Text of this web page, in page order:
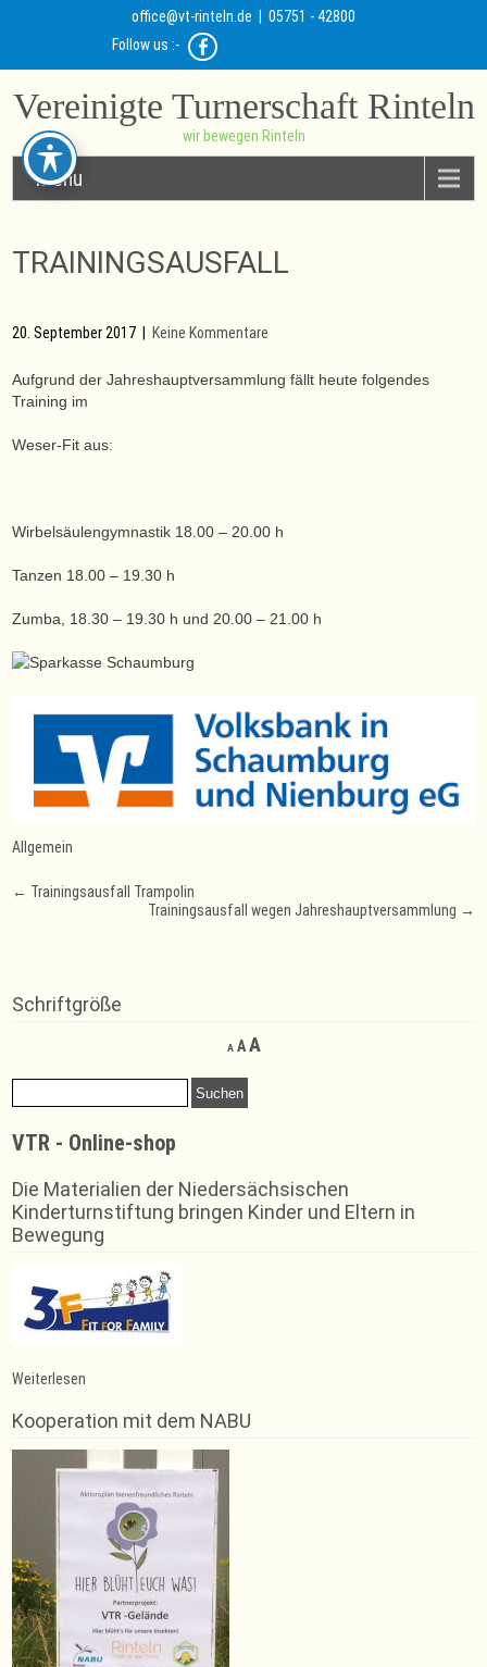
office@vt-rinteln.de | 05751 - 42800
Follow us :-
Vereinigte Turnerschaft Rinteln
wir bewegen Rinteln
Menu
TRAININGSAUSFALL
20. September 2017 Keine Kommentare
Aufgrund der Jahreshauptversammlung fällt heute folgendes
Training im
Weser-Fit aus:
Wirbelsäulengymnastik 18.00 – 20.00 h
Tanzen 18.00 – 19.30 h
Zumba, 18.30 – 19.30 h und 20.00 – 21.00 h
Allgemein
Post
← Trainingsausfall Trampolin
Trainingsausfall wegen Jahreshauptversammlung →
Schriftgröße
A
Decrease
font
AReset
size.
AIncrease
Suchen
nach:
VTR - Online-shop
Die Materialien der Niedersächsischen
Kinderturnstiftung bringen Kinder und Eltern in
Bewegung
Weiterlesen
Kooperation mit dem NABU